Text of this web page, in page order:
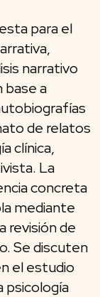
para el
narrativo
base a
de relatos
clínica,
La
concreta
mediante
revisión de
Se discuten
el estudio
psicología